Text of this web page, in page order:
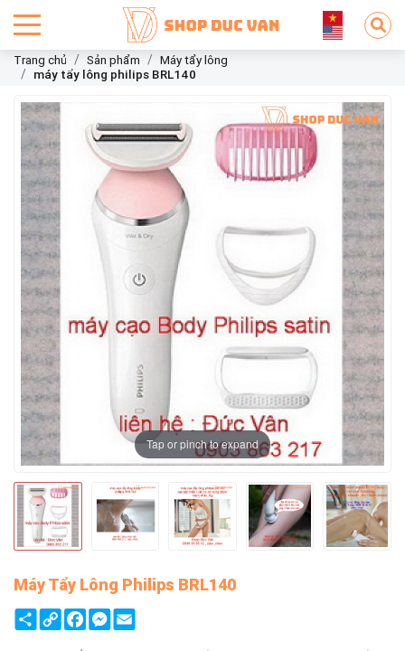
Trang chủ Sản phẩm
Máy tẩy lông
máy tẩy lông philips BRL140
Tap or pinch to expand
Máy Tẩy Lông Philips BRL140
ShareCopy
Link
FacebookMessenger
Email